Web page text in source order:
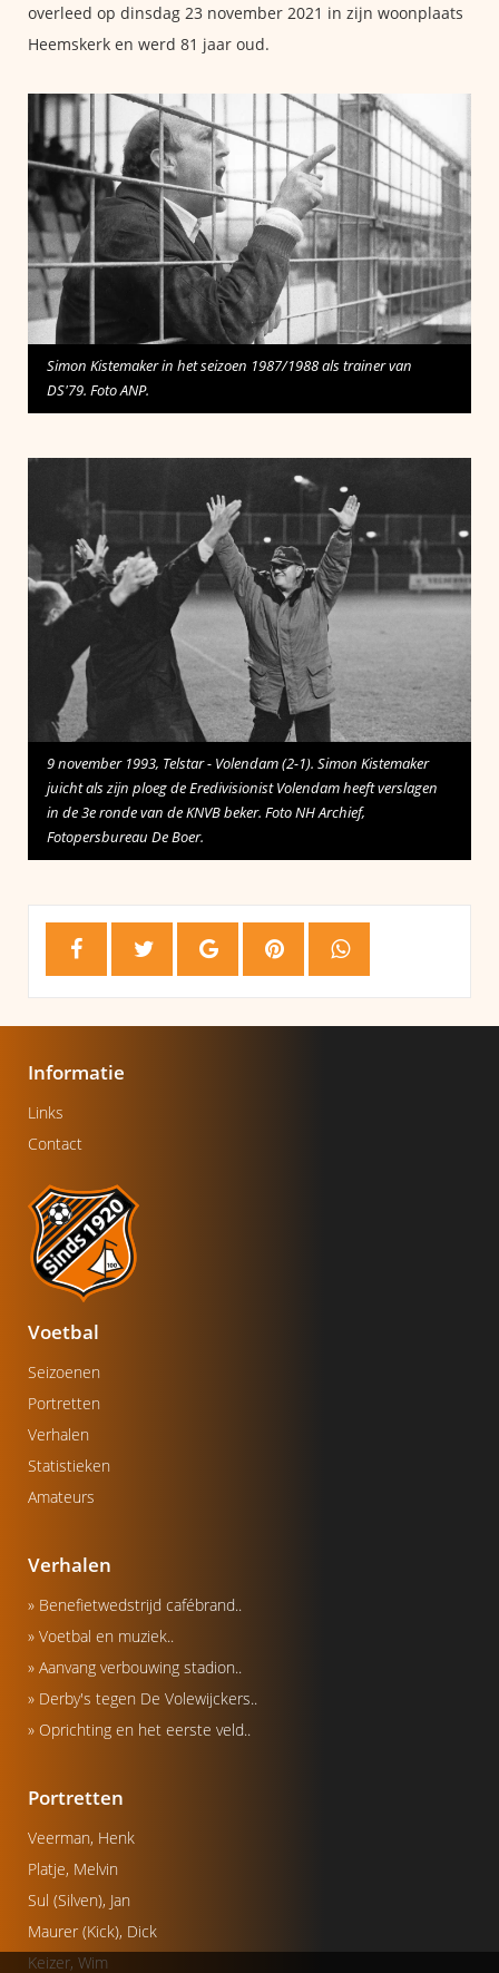
overleed op dinsdag 23 november 2021 in zijn woonplaats
Heemskerk en werd 81 jaar oud.
Simon Kistemaker in het seizoen 1987/1988 als trainer van
DS'79. Foto ANP.
9 november 1993, Telstar - Volendam (2-1). Simon Kistemaker
juicht als zijn ploeg de Eredivisionist Volendam heeft verslagen
in de 3e ronde van de KNVB beker. Foto NH Archief,
Fotopersbureau De Boer.
Informatie
Links
Contact
Voetbal
Seizoenen
Portretten
Verhalen
Statistieken
Amateurs
Verhalen
» Benefietwedstrijd cafébrand..
» Voetbal en muziek..
» Aanvang verbouwing stadion..
» Derby's tegen De Volewijckers..
» Oprichting en het eerste veld..
Portretten
Veerman, Henk
Platje, Melvin
Sul (Silven), Jan
Maurer (Kick), Dick
Keizer, Wim